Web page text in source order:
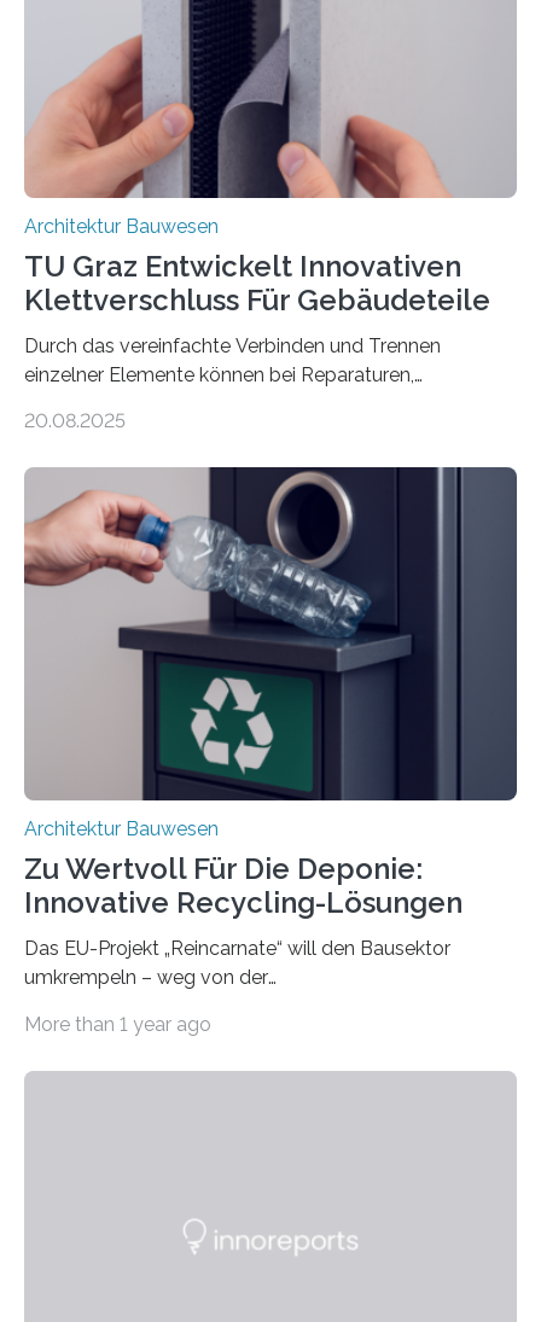
Bewehrung besteht – meist aus Carbon-, Glas- oder
Basaltfasern. Anders als herkömmlicher Stahlbeton, bei
dem Stahlstäbe zur…
Architektur Bauwesen
TU Graz Entwickelt Innovativen
Klettverschluss Für Gebäudeteile
Durch das vereinfachte Verbinden und Trennen
einzelner Elemente können bei Reparaturen,
Material und Bauschutt eingespart werden. Ein
Projekt ReCon gemeinsam mit Unternehmenspartnern
ein Klett-Verbindungssystem für Gebäude entwickelt:
Damit lassen sich unterschiedliche Gebäudeteile
resilient verbinden und bei Bedarf einfach voneinander
trennen. Der Fokus lag auf der Verbindung von
Bauteilen mit unterschiedlicher Lebensdauer, bei denen
irreversible Verbindungen den Austausch üblicherweise
erschweren. Hierzu untersuchten die Forschenden zwei
unterschiedliche Zugänge. Einerseits klebten sie…
20.08.2025
Architektur Bauwesen
Zu Wertvoll Für Die Deponie:
Innovative Recycling-Lösungen
Das EU-Projekt „Reincarnate“ will den Bausektor
umkrempeln – weg von der
Kreislaufwirtschaft Bei dem schwedischen
Datenbank erfasst sind, neue Baustoffe kreiert werden.
More than 1 year ago